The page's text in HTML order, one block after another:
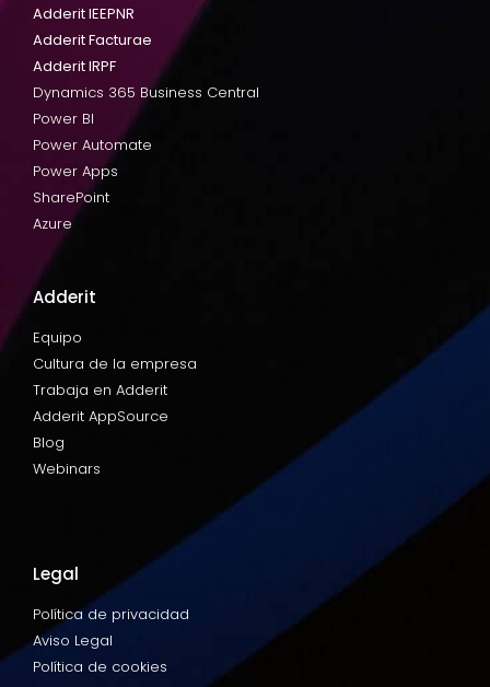
Adderit IEEPNR
Adderit Facturae
Adderit IRPF
Dynamics 365 Business Central
Power BI
Power Automate
Power Apps
SharePoint
Azure
Adderit
Equipo
Cultura de la empresa
Trabaja en Adderit
Adderit AppSource
Blog
Webinars
Legal
Política de privacidad
Aviso Legal
Política de cookies